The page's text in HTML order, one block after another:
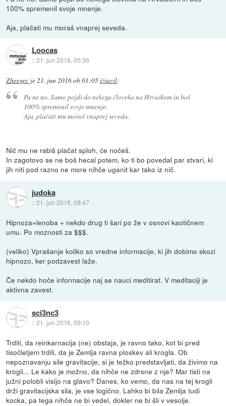
100% spremenil svoje mnenje.
Aja, plačati mu moraš vnaprej seveda.
Loocas
::21. jun 2016, 05:36
Zheegec je21. jun 2016 ob 01:05izjavil:
Pa ne no. Samo pojdi do nekega človeka na Hrvaškem in boš
100% spremenil svoje mnenje.
Aja, plačati mu moraš vnaprej seveda.
Nič mu ne rabiš plačat sploh, će nočeš.
In zagotovo se ne boš hecal potem, ko ti bo povedal par stvari, ki
jih niti pod razno ne more nihče uganit kar tako iz nič.
judoka
::21. jun 2016, 08:47
Hipnoza=lenoba + nekdo drug ti šari po že v osnovi kaotičnem
umu. Po moznosti za $$$.
(veliko) Vprašanje koliko so vredne informacije, ki jih dobimo skozi
hipnozo, ker podzavest laže.
Če nekdo hoče informacije naj se nauci meditirat. V meditaciji je
aktivna zavest.
sci3nc3
::21. jun 2016, 09:10
Trditi, da reinkarnacija (ne) obstaja, je ravno tako, kot bi pred
tisočletjem trdili, da je Zemlja ravna ploskev ali krogla. Ob
nepoznavanju sile gravitacije, si je težko predstavljati, da živimo na
krogli... Le kako je možno, da nihče ne zdrsne z nje? Mar tisti na
južni polobli visijo na glavo? Danes, ko vemo, da nas na tej krogli
drži gravitacijska sila, je vse logično. Lahko bi bila Zemlja tudi
kocka, pa tega nihče ne bi vedel, dokler ne bi šli v vesolje.